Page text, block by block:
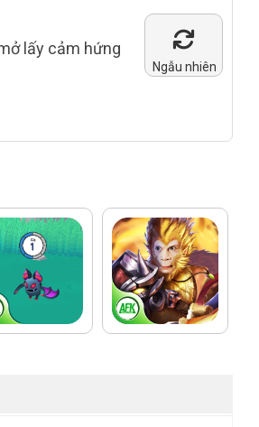
lấy cảm hứng
Ngẫu nhiên